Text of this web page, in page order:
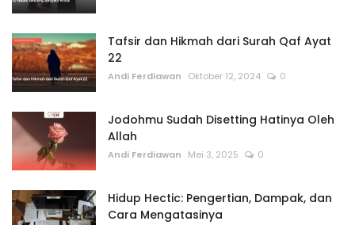
Tafsir dan Hikmah dari Surah Qaf Ayat
22
Andi Ferdiawan Oktober 12, 2024 0
Jodohmu Sudah Disetting Hatinya Oleh
Allah
Andi Ferdiawan Mei 3, 2025 0
Hidup Hectic: Pengertian, Dampak, dan
Cara Mengatasinya